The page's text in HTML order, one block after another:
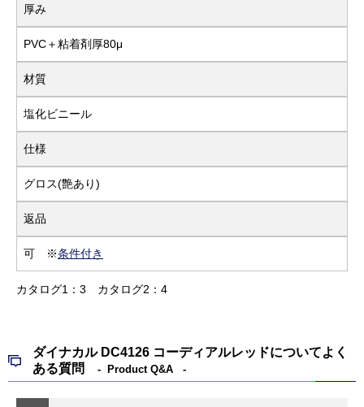
厚み
PVC＋粘着剤厚80μ
材質
塩化ビニール
仕様
グロス(艶あり)
返品
可 ※条件付き
カタログ1：3 カタログ2：4
ダイナカル DC4126 コーディアルレッドについてよく
ある質問
Product Q&A